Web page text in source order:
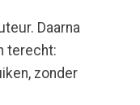
Daarna
terecht:
zonder